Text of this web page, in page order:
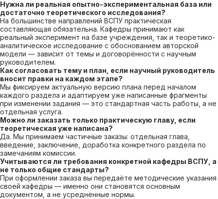
Нужна ли реальная опытно-экспериментальная база или
достаточно теоретического исследования?
На большинстве направлений ВСПУ практическая
составляющая обязательна. Кафедры принимают как
реальный эксперимент на базе учреждения, так и теоретико-
аналитическое исследование с обоснованием авторской
модели — зависит от темы и договорённости с научным
руководителем.
Как согласовать тему и план, если научный руководитель
вносит правки на каждом этапе?
Мы фиксируем актуальную версию плана перед началом
каждого раздела и адаптируем уже написанные фрагменты
при изменении задания — это стандартная часть работы, а не
отдельная услуга.
Можно ли заказать только практическую главу, если
теоретическая уже написана?
Да. Мы принимаем частичные заказы: отдельная глава,
введение, заключение, доработка конкретного раздела по
замечаниям комиссии.
Учитываются ли требования конкретной кафедры ВСПУ, а
не только общие стандарты?
При оформлении заказа вы передаёте методические указания
своей кафедры — именно они становятся основным
документом, а не усреднённые нормы.